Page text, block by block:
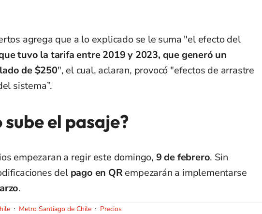
agrega que a lo explicado se le suma "el efecto del
tuvo la tarifa entre 2019 y 2023, que generó un
de $250", el cual, aclaran, provocó "efectos de arrastre
sistema”.
sube el pasaje?
empezaran a regir este domingo, 9 de febrero. Sin
del pago en QRempezarán a implementarse
.
Metro Santiago de Chile Precios